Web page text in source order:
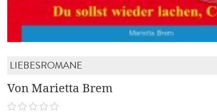
LIEBESROMANE
Von Marietta Brem